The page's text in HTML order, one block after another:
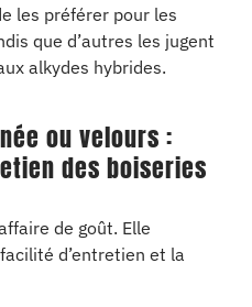
les préférer pour les
que d’autres les jugent
alkydes hybrides.
ou velours :
des boiseries
de goût. Elle
d’entretien et la